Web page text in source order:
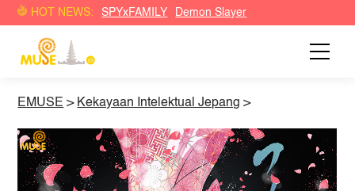
HOT NEWS: SPYxFAMILY Demon Slayer
EMUSE > Kekayaan Intelektual Jepang >